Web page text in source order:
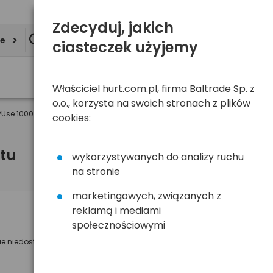
1000
niedostępny
Powiadom mnie o dostępności
Zdecyduj, jakich
ciasteczek użyjemy
Właściciel hurt.com.pl, firma Baltrade Sp. z
o.o., korzysta na swoich stronach z plików
cookies:
wykorzystywanych do analizy ruchu
na stronie
marketingowych, związanych z
reklamą i mediami
społecznościowymi